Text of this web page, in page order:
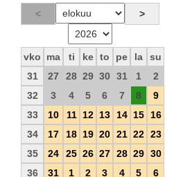
vko ma ti ke to pe la
su
31
27 28 29 30 31 1
2
32
3 4 5 6 7 8
9
33
10 11 12 13 14 15
16
34
17 18 19 20 21 22 23
35
24 25 26 27 28 29 30
36
31 1 2 3 4 5 6